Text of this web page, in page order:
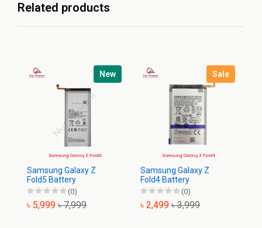
Related products
New
Samsung Galaxy Z
Fold5 Battery
(0)
৳ 5,999 ৳ 7,999
Sale
Samsung Galaxy Z
Fold4 Battery
(0)
৳ 2,499 ৳ 3,999